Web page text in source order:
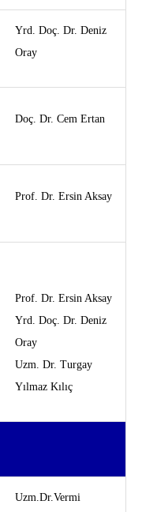
Yrd. Doç. Dr. Deniz
Oray
Doç. Dr. Cem Ertan
Prof. Dr. Ersin Aksay
Prof. Dr. Ersin Aksay
Yrd. Doç. Dr. Deniz
Oray
Uzm. Dr. Turgay
Yılmaz Kılıç
Uzm.Dr.Vermi